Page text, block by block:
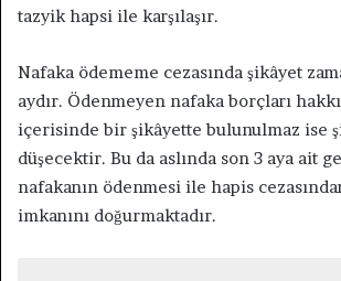
tazyik hapsi ile karşılaşır.
Nafaka ödememe cezasında şikâyet
aydır. Ödenmeyen nafaka borçları
içerisinde bir şikâyette bulunulmaz ise
düşecektir. Bu da aslında son 3 aya ait
nafakanın ödenmesi ile hapis
imkanını doğurmaktadır.